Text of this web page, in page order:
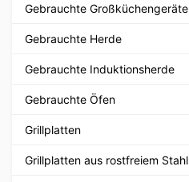
Gebrauchte Großküchengeräte
Gebrauchte Herde
Gebrauchte Induktionsherde
Gebrauchte Öfen
Grillplatten
Grillplatten aus rostfreiem Stahl